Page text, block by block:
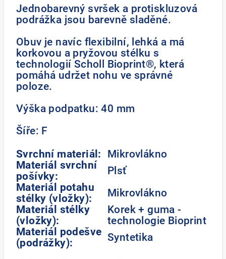
Jednobarevný svršek a protiskluzová
podrážka jsou barevně sladěné.
Obuv je navíc flexibilní, lehká a má
korkovou a pryžovou stélku s
technologií Scholl Bioprint®, která
pomáhá udržet nohu ve správné
poloze.
Výška podpatku: 40 mm
Šíře: F
Svrchní materiál: Mikrovlákno
Materiál svrchní
pošívky:
Plsť
Materiál potahu
stélky (vložky):
Mikrovlákno
Materiál stélky
(vložky):
Korek + guma -
technologie Bioprint
Materiál podešve
(podrážky):
Syntetika